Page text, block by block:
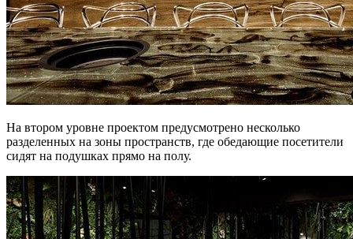
На втором уровне проектом предусмотрено несколько
разделенных на зоны пространств, где обедающие посетители
сидят на подушках прямо на полу.